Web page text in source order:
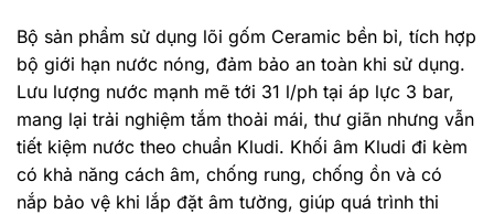
Bộ sản phẩm sử dụng lõi gốm Ceramic bền bỉ, tích hợp
bộ giới hạn nước nóng, đảm bảo an toàn khi sử dụng.
Lưu lượng nước mạnh mẽ tới 31 l/ph tại áp lực 3 bar,
mang lại trải nghiệm tắm thoải mái, thư giãn nhưng vẫn
tiết kiệm nước theo chuẩn Kludi. Khối âm Kludi đi kèm
có khả năng cách âm, chống rung, chống ồn và có
nắp bảo vệ khi lắp đặt âm tường, giúp quá trình thi